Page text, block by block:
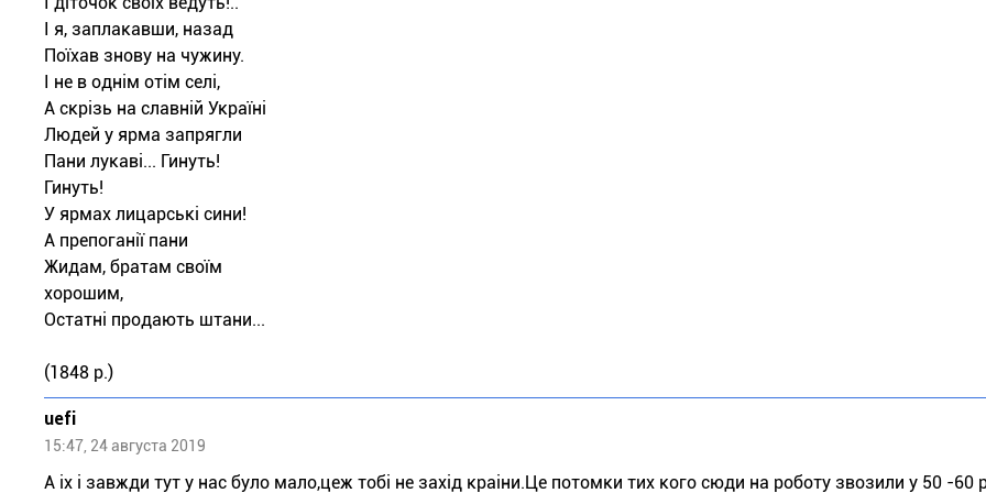
І я, заплакавши, назад
Поїхав знову на чужину.
І не в однім отім селі,
А скрізь на славній Україні
Людей у ярма запрягли
Пани лукаві... Гинуть!
Гинуть!
У ярмах лицарські сини!
А препоганії пани
Жидам, братам своїм
хорошим,
Остатні продають штани...
(1848 р.)
uefi
15:47, 24 августа 2019
А ix i завжди тут у нас було мало,цеж тобі не захід краіни.Це потомки тих кого сюди на роботу звозили у 50 -60